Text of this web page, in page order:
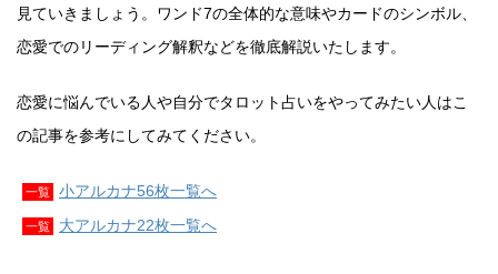
見ていきましょう。ワンド7の全体的な意味やカードのシンボル、
恋愛でのリーディング解釈などを徹底解説いたします。
恋愛に悩んでいる人や自分でタロット占いをやってみたい人はこ
の記事を参考にしてみてください。
一覧 小アルカナ56枚一覧へ
一覧 大アルカナ22枚一覧へ